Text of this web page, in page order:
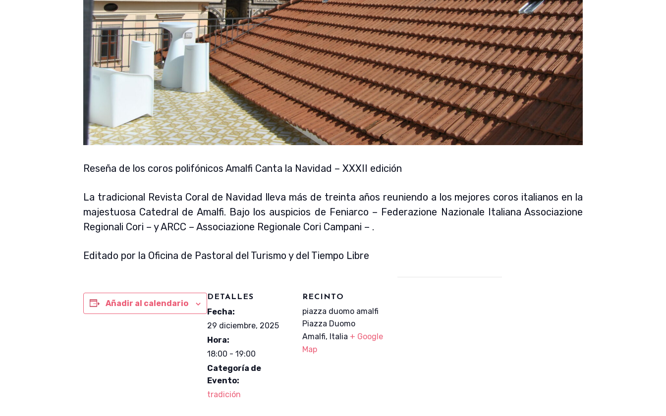
Reseña de los coros polifónicos Amalfi Canta la Navidad – XXXII edición
La tradicional Revista Coral de Navidad lleva más de treinta años reuniendo a los mejores coros italianos en la
majestuosa Catedral de Amalfi. Bajo los auspicios de Feniarco – Federazione Nazionale Italiana Associazione
Regionali Cori – y ARCC – Associazione Regionale Cori Campani – .
Editado por la Oficina de Pastoral del Turismo y del Tiempo Libre
Añadir al calendario
DETALLES
Fecha:
29 diciembre, 2025
Hora:
18:00 - 19:00
Categoría de
Evento:
tradición
RECINTO
piazza duomo amalfi
Piazza Duomo
Amalfi, Italia + Google
Map